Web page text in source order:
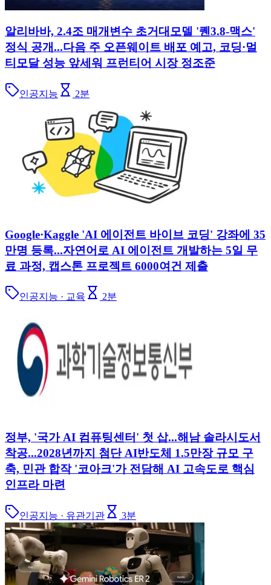
알리바바, 2.4조 매개변수 초거대모델 '퀜3.8-맥스'
정식 공개...다음 주 오픈웨이트 배포 예고, 코딩·멀
티모달 성능 앞세워 프런티어 시장 정조준
인공지능 2분
Google·Kaggle 'AI 에이전트 바이브 코딩' 강좌에 35
만명 등록...자연어로 AI 에이전트 개발하는 5일 무
료 과정, 캡스톤 프로젝트 6000여건 제출
인공지능 · 교육 2분
정부, '국가 AI 컴퓨팅센터' 첫 삽...해남 솔라시도서
착공...2028년까지 첨단 AI반도체 1.5만장 규모 구
축, 민관 합작 '코아크'가 전담해 AI 고속도로 핵심
인프라 마련
인공지능 · 유관기관 3분